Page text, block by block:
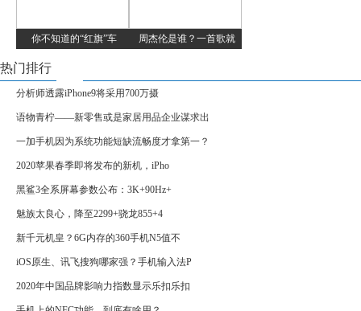
你不知道的“红旗”车 周杰伦是谁？一首歌就
热门排行
分析师透露iPhone9将采用700万摄
语物青柠——新零售或是家居用品企业谋求出
一加手机因为系统功能短缺流畅度才拿第一？
2020苹果春季即将发布的新机，iPho
黑鲨3全系屏幕参数公布：3K+90Hz+
魅族太良心，降至2299+骁龙855+4
新千元机皇？6G内存的360手机N5值不
iOS原生、讯飞搜狗哪家强？手机输入法P
2020年中国品牌影响力指数显示乐扣乐扣